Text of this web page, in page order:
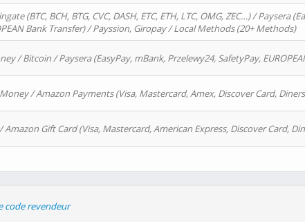
(BTC, BCH, BTG, CVC, DASH, ETC, ETH, LTC, OMG, ZEC…) / Paysera
Bank Transfer) / Payssion, Giropay / Local Methods (20+ Methods)
/ Bitcoin / Paysera (EasyPay, mBank, Przelewy24, SafetyPay,
/ Amazon Payments (Visa, Mastercard, Amex, Discover Card, Diners
Gift Card (Visa, Mastercard, American Express, Discover Card,
code revendeur